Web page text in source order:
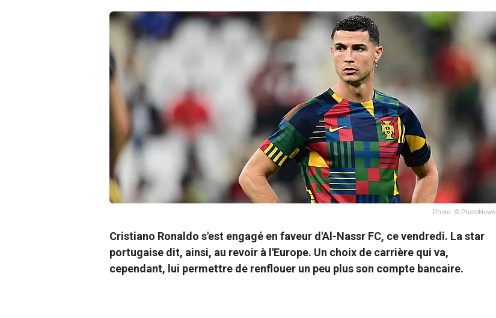
Photo: © PhotoNews
Cristiano Ronaldo s'est engagé en faveur d'Al-Nassr FC, ce vendredi. La star
portugaise dit, ainsi, au revoir à l'Europe. Un choix de carrière qui va,
cependant, lui permettre de renflouer un peu plus son compte bancaire.